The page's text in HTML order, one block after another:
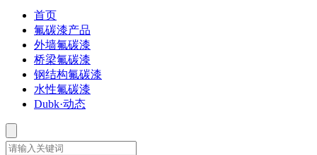
首页
氟碳漆产品
外墙氟碳漆
桥梁氟碳漆
钢结构氟碳漆
水性氟碳漆
Dubk·动态